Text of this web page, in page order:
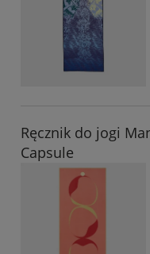
Ręcznik do jogi
Capsule